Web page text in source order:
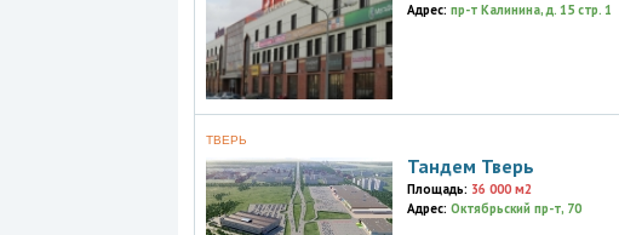
Адрес: пр-т Калинина, д. 15 стр. 1
ТВЕРЬ
Тандем Тверь
Площадь: 36 000 м2
Адрес: Октябрьский пр-т, 70